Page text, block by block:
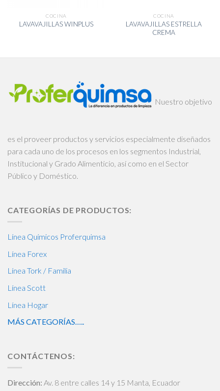
COCINA
LAVAVAJILLAS WINPLUS
COCINA
LAVAVAJILLAS ESTRELLA
CREMA
Nuestro objetivo
es el proveer productos y servicios especialmente diseñados
para cada uno de los procesos en los segmentos Industrial,
Institucional y Grado Alimenticio, así como en el Sector
Público y Doméstico.
CATEGORÍAS DE PRODUCTOS:
Línea Químicos Proferquimsa
Línea Forex
Línea Tork / Familia
Línea Scott
Línea Hogar
MÁS CATEGORÍAS…..
CONTÁCTENOS:
Dirección: Av. 8 entre calles 14 y 15 Manta, Ecuador